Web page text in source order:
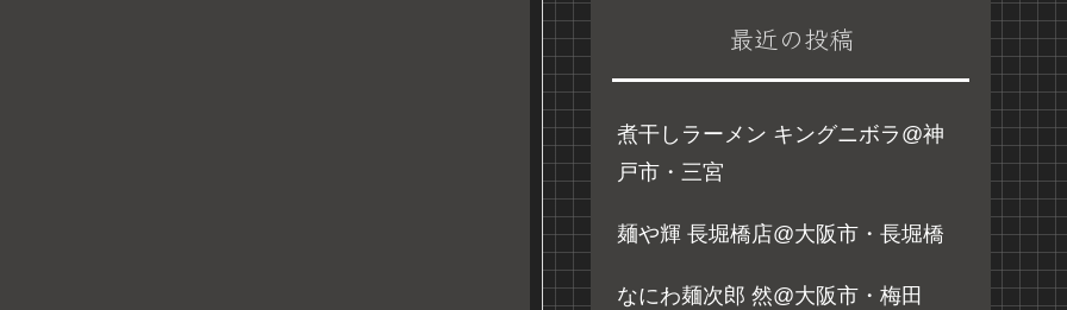
最近の投稿
煮干しラーメン キングニボラ@神
戸市・三宮
麺や輝 長堀橋店@大阪市・長堀橋
なにわ麺次郎 然@大阪市・梅田